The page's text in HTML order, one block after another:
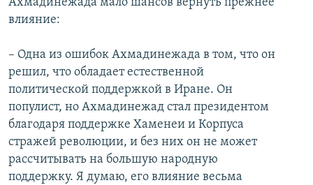
влияние:
– Одна из ошибок Ахмадинежада в том, что он
решил, что обладает естественной
политической поддержкой в Иране. Он
популист, но Ахмадинежад стал президентом
благодаря поддержке Хаменеи и Корпуса
стражей революции, и без них он не может
рассчитывать на большую народную
поддержку. Я думаю, его влияние весьма